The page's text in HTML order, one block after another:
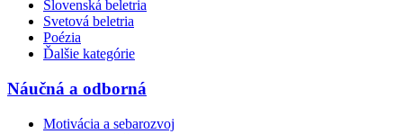
Slovenská beletria
Svetová beletria
Poézia
Ďalšie kategórie
Náučná a odborná
Motivácia a sebarozvoj